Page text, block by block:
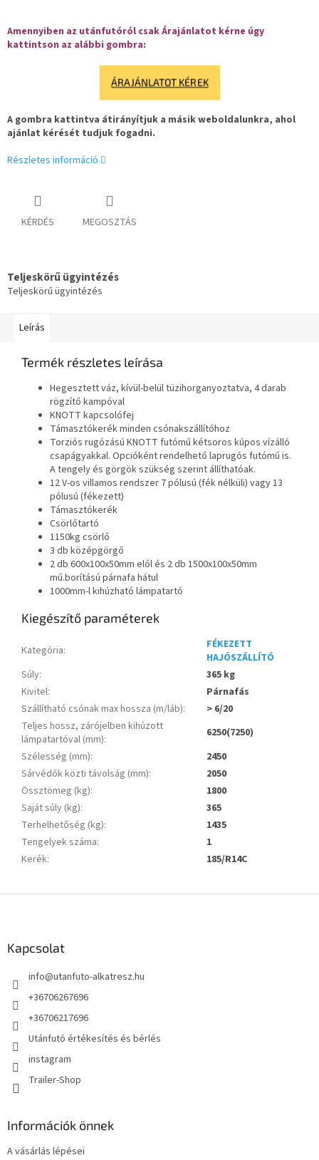
Amennyiben az utánfutóról csak Árajánlatot kérne úgy
kattintson az alábbi gombra:
ÁRAJÁNLATOT KÉREK
A gombra kattintva átirányítjuk a másik weboldalunkra, ahol
ajánlat kérését tudjuk fogadni.
Részletes információ
KÉRDÉS MEGOSZTÁS
Teljeskörű ügyintézés
Teljeskörű ügyintézés
Leírás
Termék részletes leírása
Hegesztett váz, kívül-belül tüzihorganyoztatva, 4 darab
rögzítő kampóval
KNOTT kapcsolófej
Támasztókerék minden csónakszállítóhoz
Torziós rugózású KNOTT futómű kétsoros kúpos vízálló
csapágyakkal. Opcióként rendelhető laprugós futómű is.
A tengely és görgök szükség szerint állíthatóak.
12 V-os villamos rendszer 7 pólusú (fék nélküli) vagy 13
pólusú (fékezett)
Támasztókerék
Csörlőtartó
1150kg csörlő
3 db középgörgő
2 db 600x100x50mm elől és 2 db 1500x100x50mm
mű.borítású párnafa hátul
1000mm-l kihúzható lámpatartó
Kiegészítő paraméterek
Kategória:
FÉKEZETT
HAJÓSZÁLLÍTÓ
Súly:
365 kg
Kivitel:
Párnafás
Szállítható csónak max hossza (m/láb):
> 6/20
Teljes hossz, zárójelben kihúzott
lámpatartóval (mm):
6250(7250)
Szélesség (mm):
2450
Sárvédők közti távolság (mm):
2050
Össztömeg (kg):
1800
Saját súly (kg):
365
Terhelhetőség (kg):
1435
Tengelyek száma:
1
Kerék: 185/R14C
Kapcsolat
info@utanfuto-alkatresz.hu
+36706267696
+36706217696
Utánfutó értékesítés és bérlés
instagram
Trailer-Shop
Információk önnek
A vásárlás lépései